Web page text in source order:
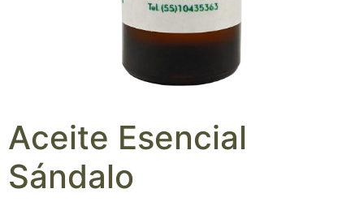
Aceite Esencial
Sándalo